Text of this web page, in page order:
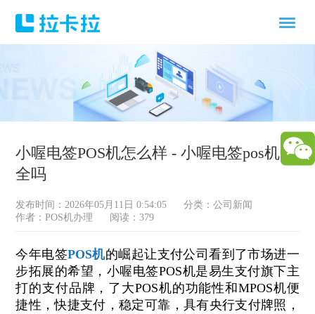
小喔电签POS机怎么样 - 小喔电签pos机安
全吗
发布时间：2026年05月11日 0:54:05 分类：公司新闻
作者：POS机办理
阅读：379
今年电签POS机的崛起让支付公司看到了市场进一
步拓展的希望，小喔电签POS机是易生支付旗下主
打的支付品牌，了大POS机的功能性和MPOS机便
捷性，快捷支付，稳定可靠，具有央行支付牌照，